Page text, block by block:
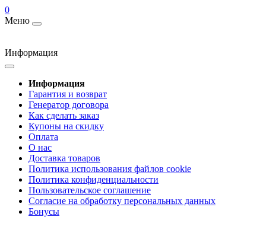
0
Меню
Информация
Информация
Гарантия и возврат
Генератор договора
Как сделать заказ
Купоны на скидку
Оплата
О нас
Доставка товаров
Политика использования файлов cookie
Политика конфиденциальности
Пользовательское соглашение
Согласие на обработку персональных данных
Бонусы